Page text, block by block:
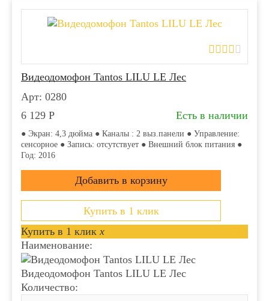
Видеодомофон Tantos LILU LE Лес
Арт: 0280
6 129 Р Есть в наличии
● Экран: 4,3 дюйма ● Каналы : 2 выз.панели ● Управление:
сенсорное ● Запись: отсутствует ● Внешний блок питания ●
Год: 2016
Купить в 1 клик
Купить в 1 клик x
Наименование:
Видеодомофон Tantos LILU LE Лес
Количество: